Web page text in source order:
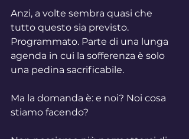
Anzi, a volte sembra quasi che
tutto questo sia previsto.
Programmato. Parte di una lunga
agenda in cui la sofferenza è solo
una pedina sacrificabile.
Ma la domanda è: e noi? Noi cosa
stiamo facendo?